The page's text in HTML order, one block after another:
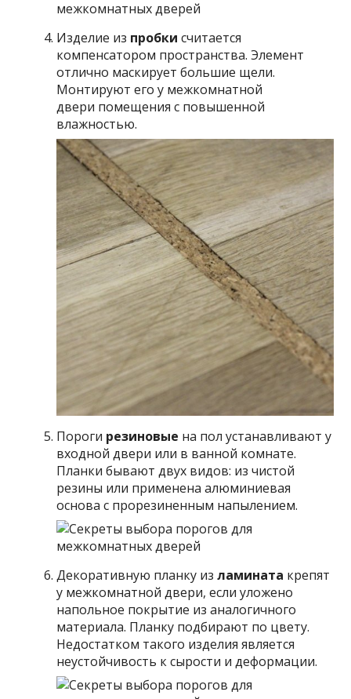
Изделие из пробки считается
компенсатором пространства. Элемент
отлично маскирует большие щели.
Монтируют его у межкомнатной
двери помещения с повышенной
влажностью.
Пороги резиновые на пол устанавливают у
входной двери или в ванной комнате.
Планки бывают двух видов: из чистой
резины или применена алюминиевая
основа с прорезиненным напылением.
Декоративную планку изламината крепят
у межкомнатной двери, если уложено
напольное покрытие из аналогичного
материала. Планку подбирают по цвету.
Недостатком такого изделия является
неустойчивость к сырости и деформации.